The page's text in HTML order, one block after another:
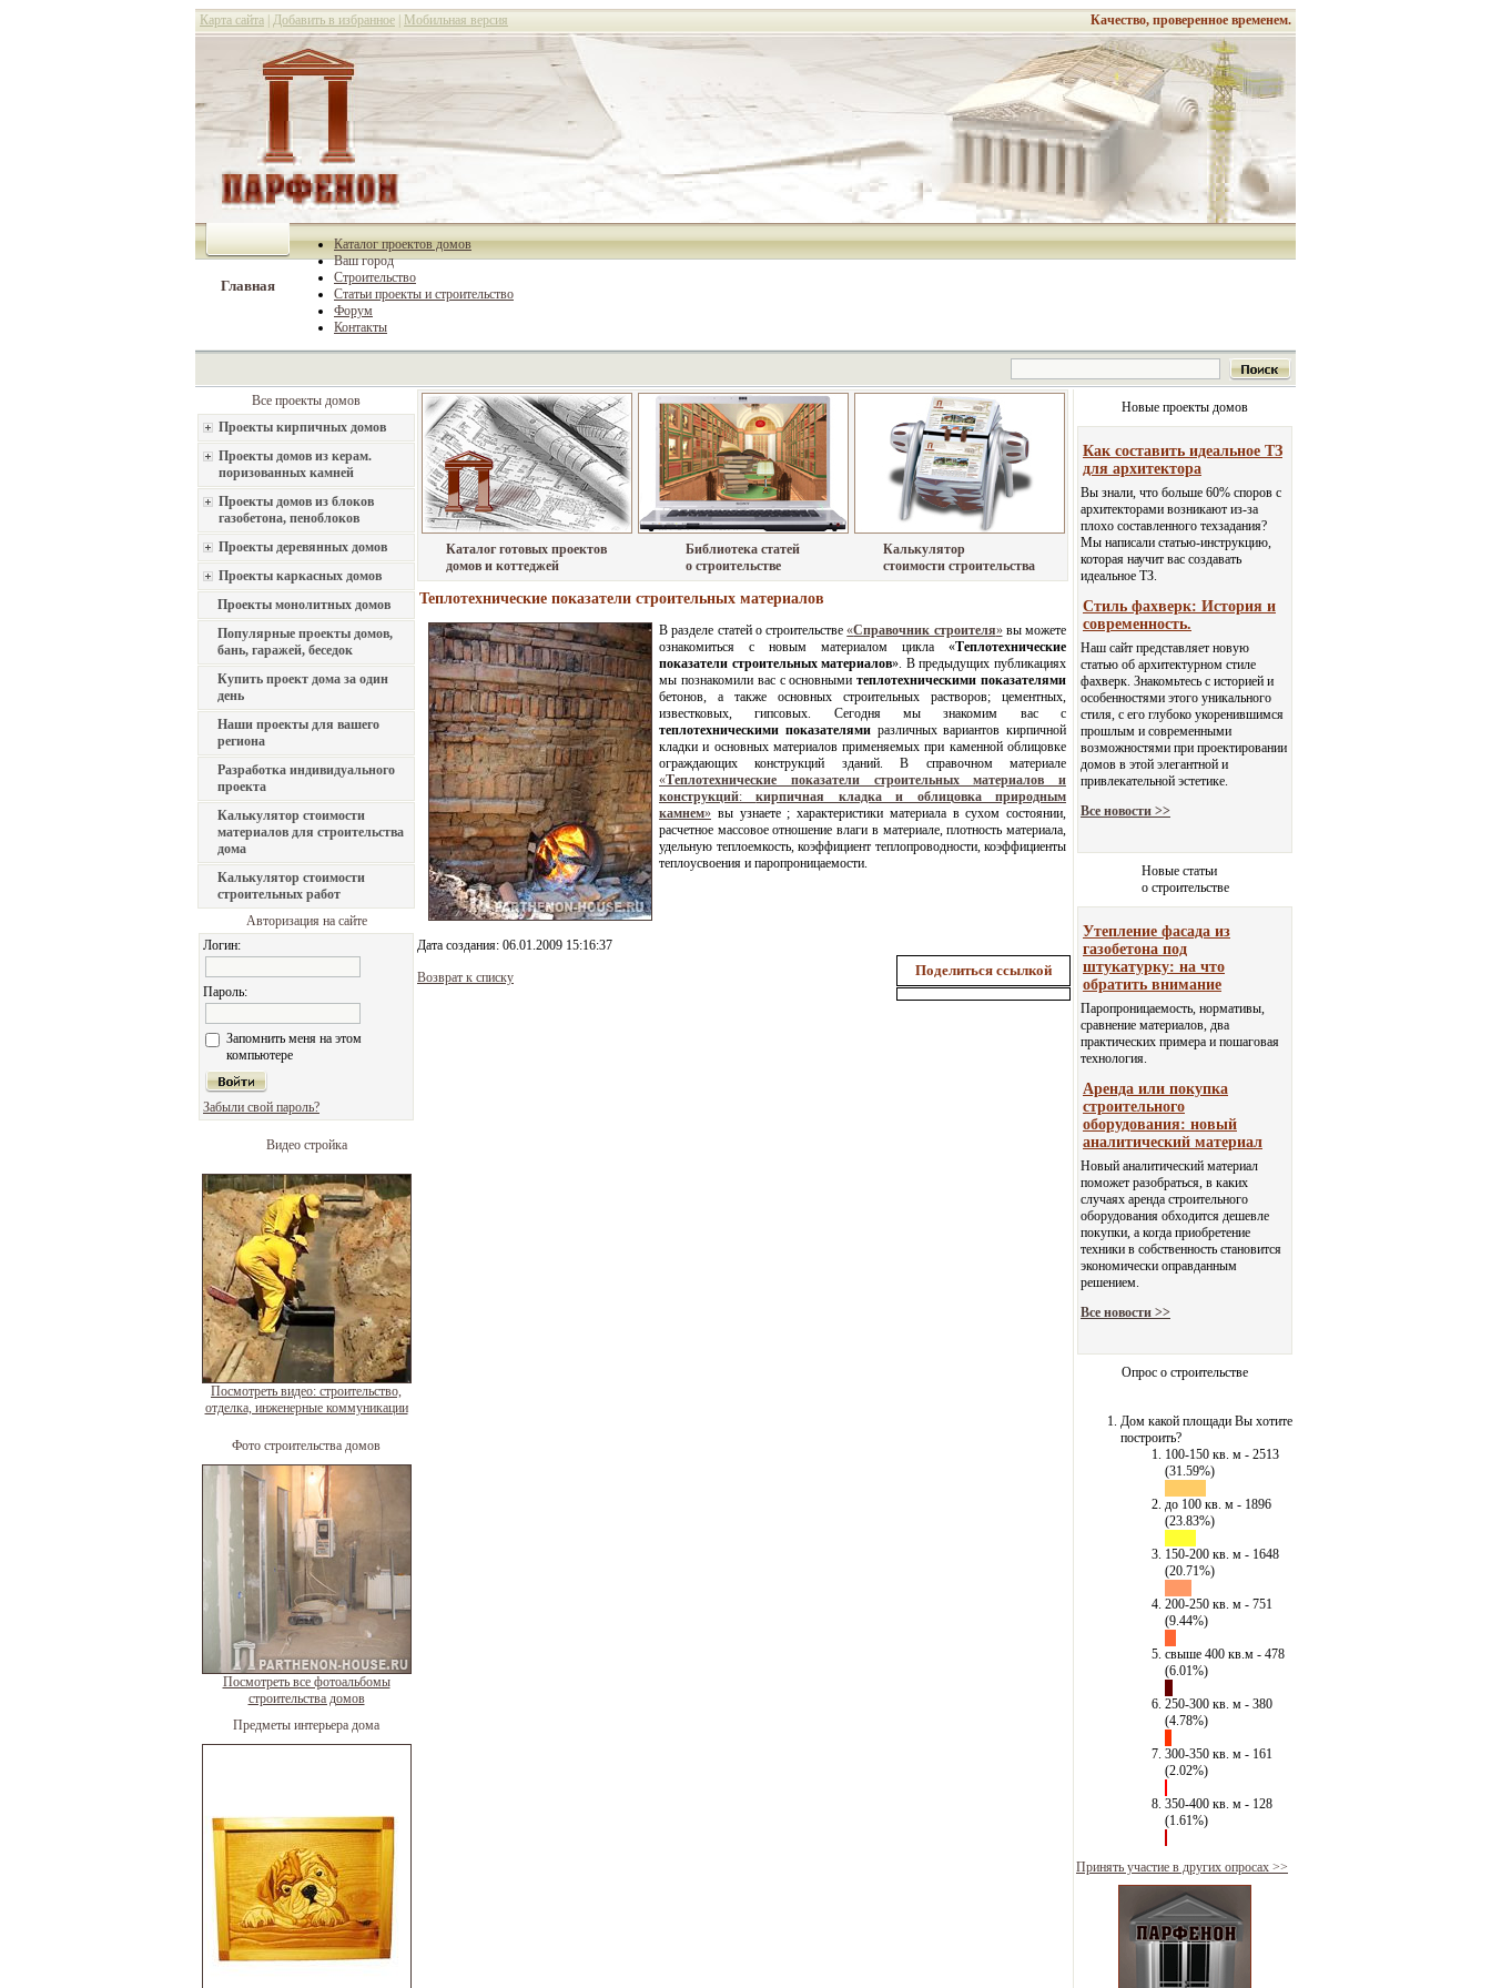
Карта сайта Добавить в избранное Мобильная версия Качество, проверенное временем.
Главная
Каталог проектов домов
Ваш город
Строительство
Статьи проекты и строительство
Форум
Контакты
Все проекты домов
Проекты кирпичных домов
Проекты домов из керам.
поризованных камней
Проекты домов из блоков
газобетона, пеноблоков
Проекты деревянных домов
Проекты каркасных домов
Проекты монолитных домов
Популярные проекты домов,
бань, гаражей, беседок
Купить проект дома за один
день
Наши проекты для вашего
региона
Разработка индивидуального
проекта
Калькулятор стоимости
материалов для строительства
дома
Калькулятор стоимости
строительных работ
Авторизация на сайте
Логин:
Пароль:
Запомнить меня на этом
компьютере
Забыли свой пароль?
Видео стройка
Посмотреть видео: строительство,
отделка, инженерные коммуникации
Фото строительства домов
Посмотреть все фотоальбомы
строительства домов
Предметы интерьера дома
Каталог готовых проектов
домов и коттеджей
Библиотека статей
о строительстве
Калькулятор
стоимости строительства
Теплотехнические показатели строительных материалов
В разделе статей о строительстве«Справочник строителя»вы можете
ознакомиться с новым материалом цикла «Теплотехнические
показатели строительных материалов». В предыдущих публикациях
мы познакомили вас с основнымитеплотехническими показателями
бетонов, а также основных строительных растворов; цементных,
известковых, гипсовых. Сегодня мы знакомим вас с
теплотехническими показателямиразличных вариантов кирпичной
кладки и основных материалов применяемых при каменной облицовке
ограждающих конструкций зданий. В справочном материале
«Теплотехнические показатели строительных материалов и
конструкций:кирпичная кладка и облицовка природным
камнем» вы узнаете ; характеристики материала в сухом состоянии,
расчетное массовое отношение влаги в материале, плотность материала,
удельную теплоемкость, коэффициент теплопроводности, коэффициенты
теплоусвоения и паропроницаемости.
Дата создания: 06.01.2009 15:16:37
Возврат к списку Поделиться ссылкой
Новые проекты домов
Как составить идеальное ТЗ
для архитектора
Вы знали, что больше 60% споров с
архитекторами возникают из-за
плохо составленного техзадания?
Мы написали статью-инструкцию,
которая научит вас создавать
идеальное ТЗ.
Стиль фахверк: История и
современность.
Наш сайт представляет новую
статью об архитектурном стиле
фахверк. Знакомьтесь с историей и
особенностями этого уникального
стиля, с его глубоко укоренившимся
прошлым и современными
возможностями при проектировании
домов в этой элегантной и
привлекательной эстетике.
Все новости >>
Новые статьи
о строительстве
Утепление фасада из
газобетона под
штукатурку: на что
обратить внимание
Паропроницаемость, нормативы,
сравнение материалов, два
практических примера и пошаговая
технология.
Аренда или покупка
строительного
оборудования: новый
аналитический материал
Новый аналитический материал
поможет разобраться, в каких
случаях аренда строительного
оборудования обходится дешевле
покупки, а когда приобретение
техники в собственность становится
экономически оправданным
решением.
Все новости >>
Опрос о строительстве
Дом какой площади Вы хотите
построить?
100-150 кв. м - 2513
(31.59%)
до 100 кв. м - 1896
(23.83%)
150-200 кв. м - 1648
(20.71%)
200-250 кв. м - 751
(9.44%)
свыше 400 кв.м - 478
(6.01%)
250-300 кв. м - 380
(4.78%)
300-350 кв. м - 161
(2.02%)
350-400 кв. м - 128
(1.61%)
Принять участие в других опросах >>